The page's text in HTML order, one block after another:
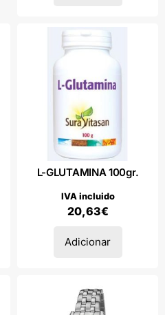
L-GLUTAMINA 100gr.
20,63€
IVA incluido
Adicionar